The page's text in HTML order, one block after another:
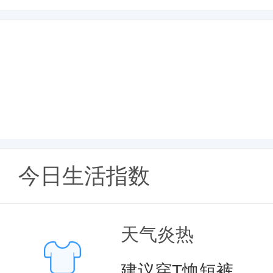
今日生活指数
天气炎热